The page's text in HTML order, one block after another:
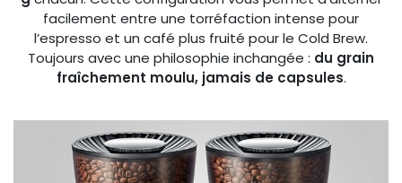
facilement entre une torréfaction intense pour
l’espresso et un café plus fruité pour le Cold Brew.
Toujours avec une philosophie inchangée : du grain
fraîchement moulu, jamais de capsules.